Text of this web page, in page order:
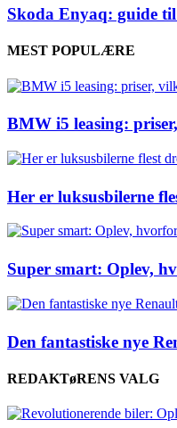
Skoda Enyaq: guide
MEST POPULÆRE
BMW i5 leasing:
Her er luksusbilerne
Super smart: Oplev,
Den fantastiske nye
REDAKTøRENS VALG